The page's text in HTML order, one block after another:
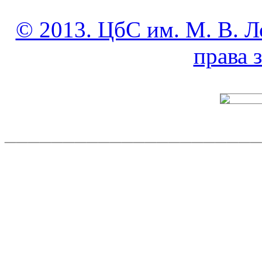
© 2013. ЦбС им. М. В.
права